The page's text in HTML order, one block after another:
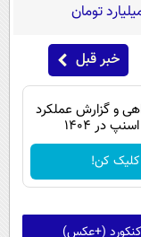
خبر قبل
و گزارش عملکرد
در ۱۴۰۴
کلیک کن!
(+عکس)